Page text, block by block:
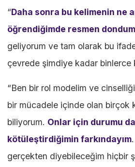
“Daha sonra bu kelimenin ne
öğrendiğimde resmen
geliyorum ve tam olarak bu
çevrede şimdiye kadar binlerce
“Ben bir rol modelim ve
bir mücadele içinde olan birçok
biliyorum. Onlar için durumu
kötüleştirdiğimin farkındayım
gerçekten diyebileceğim hiçbir